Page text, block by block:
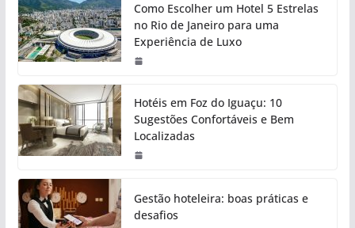
Como Escolher um Hotel 5 Estrelas
no Rio de Janeiro para uma
Experiência de Luxo
Hotéis em Foz do Iguaçu: 10
Sugestões Confortáveis e Bem
Localizadas
Gestão hoteleira: boas práticas e
desafios